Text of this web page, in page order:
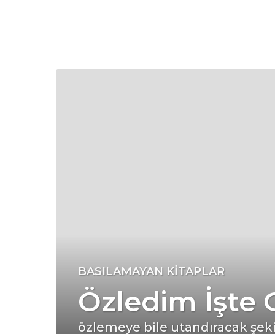
6
ı
l
ö
BASILAMAYAN KITAPLAR
Özledim İşte
özlemeye bile utandıracak